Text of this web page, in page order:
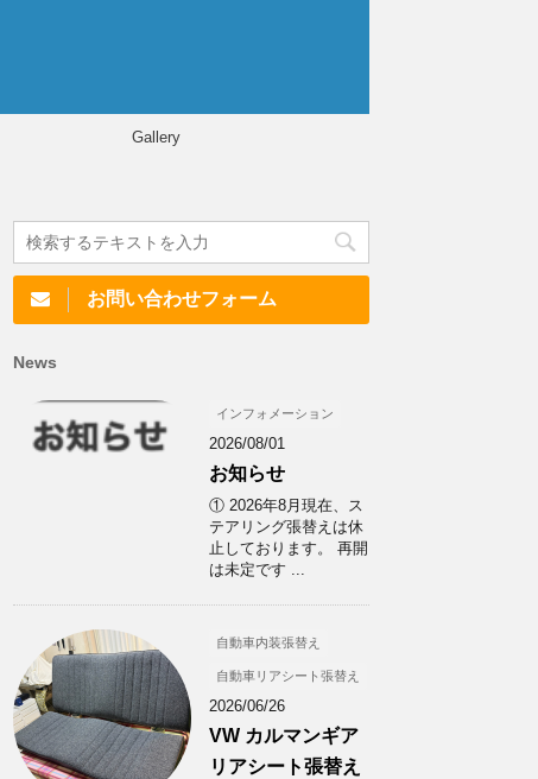
Gallery
お問い合わせフォーム
News
インフォメーション
2026/08/01
お知らせ
① 2026年8月現在、ス
テアリング張替えは休
止しております。 再開
は未定です ...
自動車内装張替え
自動車リアシート張替え
2026/06/26
VW カルマンギア
リアシート張替え